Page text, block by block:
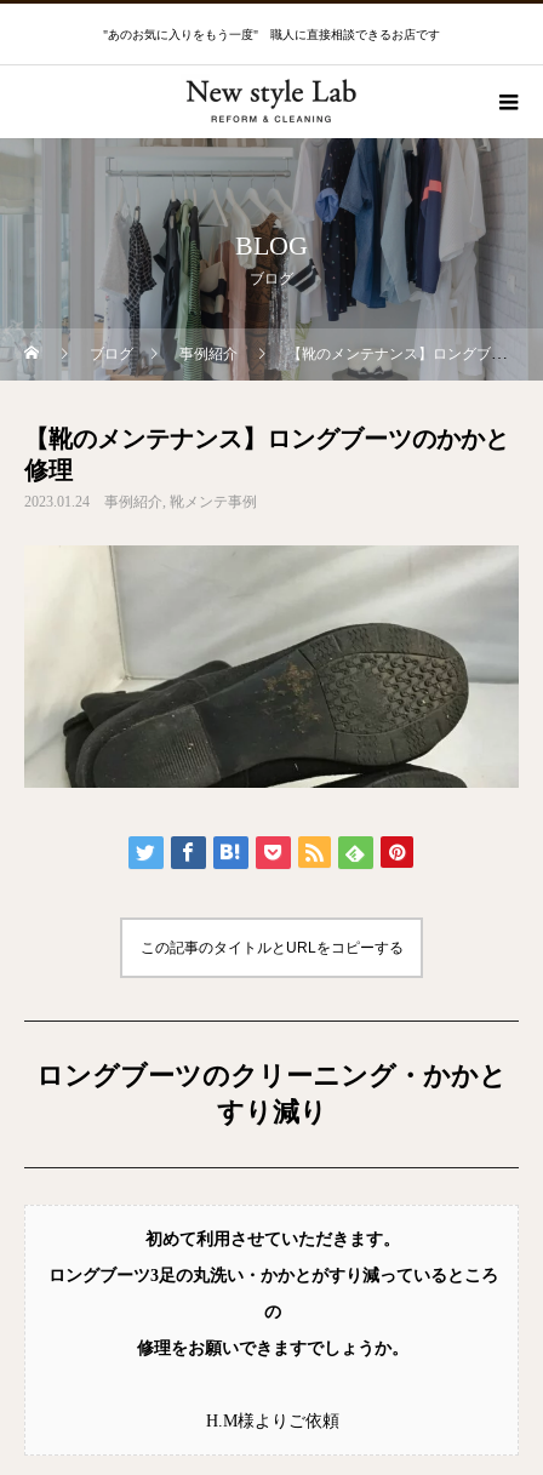
"あのお気に入りをもう一度" 職人に直接相談できるお店です
BLOG
ブログ
ブログ 事例紹介 【靴のメンテナンス】ロングブーツのかかと修理
【靴のメンテナンス】ロングブーツのかかと
修理
2023.01.24 事例紹介 靴メンテ事例
この記事のタイトルとURLをコピーする
ロングブーツのクリーニング・かかと
すり減り
初めて利用させていただきます。
ロングブーツ3足の丸洗い・かかとがすり減っているところ
の
修理をお願いできますでしょうか。
H.M様よりご依頼